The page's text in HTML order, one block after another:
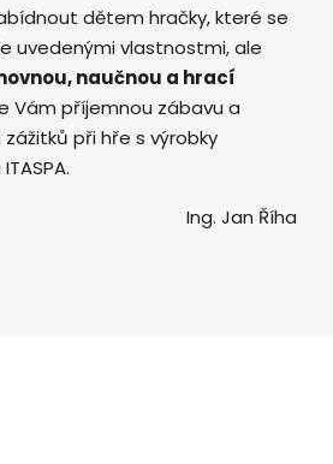
dětem hračky, které se
uvedenými vlastnostmi, ale
naučnou a hrací
Vám příjemnou zábavu a
při hře s výrobky
Ing. Jan Říha